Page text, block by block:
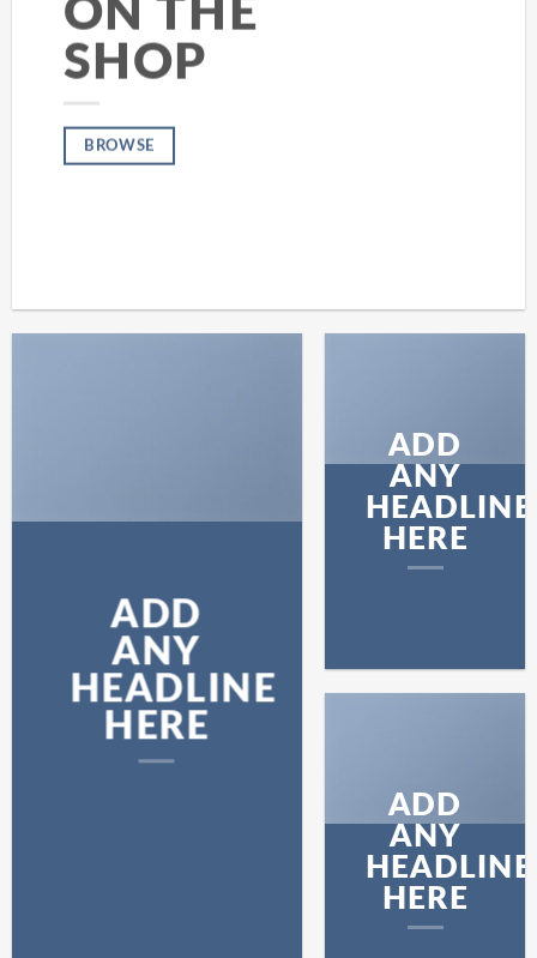
ON THE
SHOP
BROWSE
ADD
ANY
HEADLINE
HERE
ADD
ANY
HEADLINE
HERE
ADD
ANY
HEADLINE
HERE